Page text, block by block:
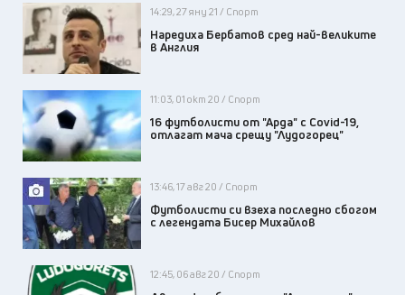
14:29, 27 яну 21 / Спорт
Наредиха Бербатов сред най-великите
в Англия
11:03, 01 окт 20 / Спорт
16 футболисти от "Арда" с Covid-19,
отлагат мача срещу "Лудогорец"
13:46, 17 авг 20 / Спорт
Футболисти си взеха последно сбогом
с легендата Бисер Михайлов
12:45, 06 авг 20 / Спорт